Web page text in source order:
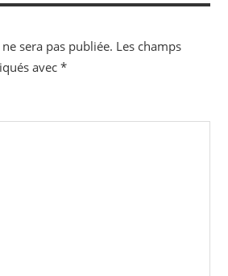
sera pas publiée. Les champs
avec *